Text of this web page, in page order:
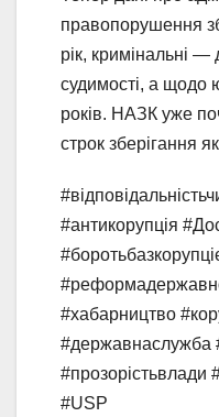
правопорушення
рік, кримінальні
судимості, а щодо
років. НАЗК уже
строк зберігання
#антикорупція
#хабарництво
#державнаслужба
#USP